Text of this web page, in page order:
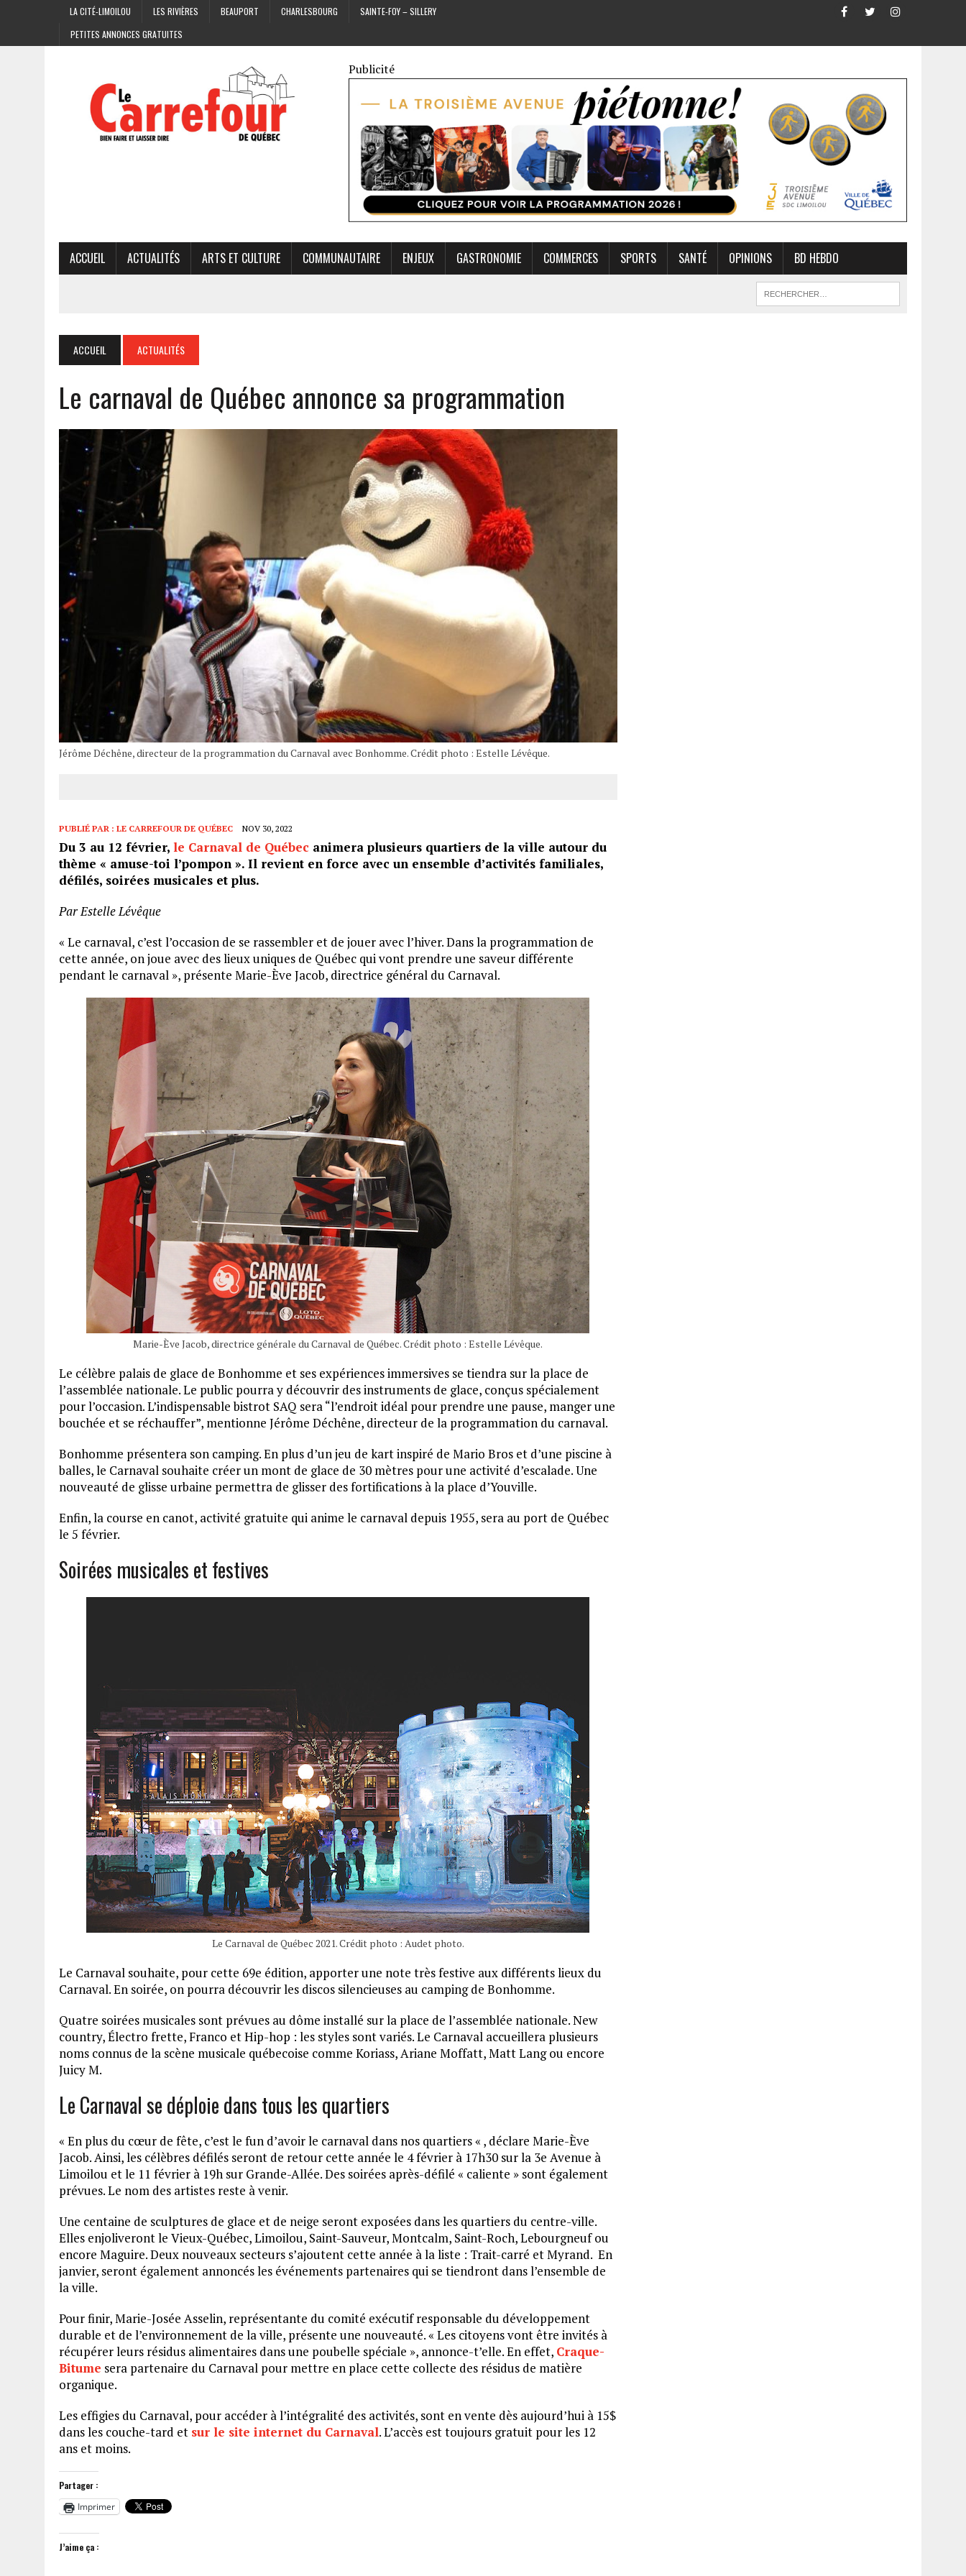
LA CITÉ-LIMOILOU LES RIVIÈRES BEAUPORT CHARLESBOURG
SAINTE-FOY – SILLERY
PETITES ANNONCES GRATUITES
Publicité
ACCUEIL ACTUALITÉS ARTS ET CULTURE COMMUNAUTAIRE ENJEUX GASTRONOMIE COMMERCES SPORTS SANTÉ OPINIONS BD HEBDO
ACCUEIL ACTUALITÉS
Le carnaval de Québec annonce sa programmation
Jérôme Déchêne, directeur de la programmation du Carnaval avec Bonhomme. Crédit photo : Estelle Lévêque.
PUBLIÉ PAR : LE CARREFOUR DE QUÉBEC NOV 30, 2022
Du 3 au 12 février, le Carnaval de Québec animera plusieurs quartiers de la ville autour du
thème « amuse-toi l’pompon ». Il revient en force avec un ensemble d’activités familiales,
défilés, soirées musicales et plus.
Par Estelle Lévêque
« Le carnaval, c’est l’occasion de se rassembler et de jouer avec l’hiver. Dans la programmation de
cette année, on joue avec des lieux uniques de Québec qui vont prendre une saveur différente
pendant le carnaval », présente Marie-Ève Jacob, directrice général du Carnaval.
Marie-Ève Jacob, directrice générale du Carnaval de Québec. Crédit photo : Estelle Lévêque.
Le célèbre palais de glace de Bonhomme et ses expériences immersives se tiendra sur la place de
l’assemblée nationale. Le public pourra y découvrir des instruments de glace, conçus spécialement
pour l’occasion. L’indispensable bistrot SAQ sera “l’endroit idéal pour prendre une pause, manger une
bouchée et se réchauffer”, mentionne Jérôme Déchêne, directeur de la programmation du carnaval.
Bonhomme présentera son camping. En plus d’un jeu de kart inspiré de Mario Bros et d’une piscine à
balles, le Carnaval souhaite créer un mont de glace de 30 mètres pour une activité d’escalade. Une
nouveauté de glisse urbaine permettra de glisser des fortifications à la place d’Youville.
Enfin, la course en canot, activité gratuite qui anime le carnaval depuis 1955, sera au port de Québec
le 5 février.
Soirées musicales et festives
Le Carnaval de Québec 2021. Crédit photo : Audet photo.
Le Carnaval souhaite, pour cette 69e édition, apporter une note très festive aux différents lieux du
Carnaval. En soirée, on pourra découvrir les discos silencieuses au camping de Bonhomme.
Quatre soirées musicales sont prévues au dôme installé sur la place de l’assemblée nationale. New
country, Électro frette, Franco et Hip-hop : les styles sont variés. Le Carnaval accueillera plusieurs
noms connus de la scène musicale québecoise comme Koriass, Ariane Moffatt, Matt Lang ou encore
Juicy M.
Le Carnaval se déploie dans tous les quartiers
« En plus du cœur de fête, c’est le fun d’avoir le carnaval dans nos quartiers « , déclare Marie-Ève
Jacob. Ainsi, les célèbres défilés seront de retour cette année le 4 février à 17h30 sur la 3e Avenue à
Limoilou et le 11 février à 19h sur Grande-Allée. Des soirées après-défilé « caliente » sont également
prévues. Le nom des artistes reste à venir.
Une centaine de sculptures de glace et de neige seront exposées dans les quartiers du centre-ville.
Elles enjoliveront le Vieux-Québec, Limoilou, Saint-Sauveur, Montcalm, Saint-Roch, Lebourgneuf ou
encore Maguire. Deux nouveaux secteurs s’ajoutent cette année à la liste : Trait-carré et Myrand. En
janvier, seront également annoncés les événements partenaires qui se tiendront dans l’ensemble de
la ville.
Pour finir, Marie-Josée Asselin, représentante du comité exécutif responsable du développement
durable et de l’environnement de la ville, présente une nouveauté. « Les citoyens vont être invités à
récupérer leurs résidus alimentaires dans une poubelle spéciale », annonce-t’elle. En effet, Craque-
Bitume sera partenaire du Carnaval pour mettre en place cette collecte des résidus de matière
organique.
Les effigies du Carnaval, pour accéder à l’intégralité des activités, sont en vente dès aujourd’hui à 15$
dans les couche-tard et sur le site internet du Carnaval. L’accès est toujours gratuit pour les 12
ans et moins.
Partager :
Imprimer
J’aime ça :